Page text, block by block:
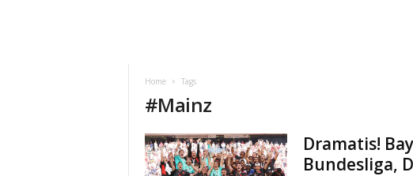
Home Tags
#Mainz
Dramatis!
Bundesliga,